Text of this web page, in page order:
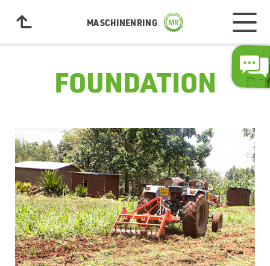
MASCHINENRING
FOUNDATION